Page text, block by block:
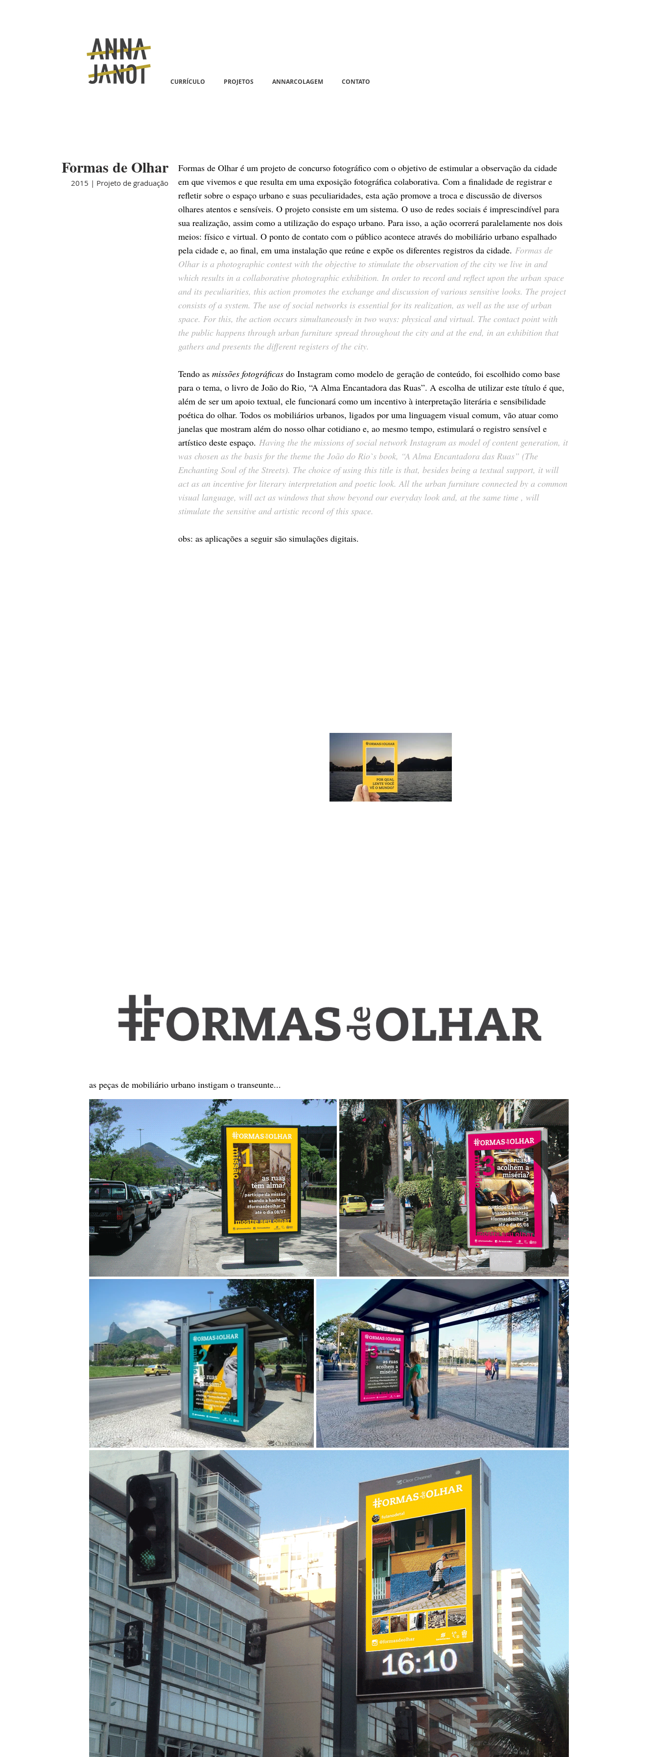
CURRÍCULO PROJETOS ANNARCOLAGEM CONTATO
Formas de Olhar
2015 | Projeto de graduação
Formas de Olhar é um projeto de concurso fotográfico com o objetivo de estimular a observação da cidade
em que vivemos e que resulta em uma exposição fotográfica colaborativa. Com a finalidade de registrar e
refletir sobre o espaço urbano e suas peculiaridades, esta ação promove a troca e discussão de diversos
olhares atentos e sensíveis. O projeto consiste em um sistema. O uso de redes sociais é imprescindível para
sua realização, assim como a utilização do espaço urbano. Para isso, a ação ocorrerá paralelamente nos dois
meios: físico e virtual. O ponto de contato com o público acontece através do mobiliário urbano espalhado
pela cidade e, ao final, em uma instalação que reúne e expõe os diferentes registros da cidade. Formas de
Olhar is a photographic contest with the objective to stimulate the observation of the city we live in and
which results in a collaborative photographic exhibition. In order to record and reflect upon the urban space
and its peculiarities, this action promotes the exchange and discussion of various sensitive looks. The project
consists of a system. The use of social networks is essential for its realization, as well as the use of urban
space. For this, the action occurs simultaneously in two ways: physical and virtual. The contact point with
the public happens through urban furniture spread throughout the city and at the end, in an exhibition that
gathers and presents the different registers of the city.
Tendo as missões fotográficas do Instagram como modelo de geração de conteúdo, foi escolhido como base
para o tema, o livro de João do Rio, “A Alma Encantadora das Ruas”. A escolha de utilizar este título é que,
além de ser um apoio textual, ele funcionará como um incentivo à interpretação literária e sensibilidade
poética do olhar. Todos os mobiliários urbanos, ligados por uma linguagem visual comum, vão atuar como
janelas que mostram além do nosso olhar cotidiano e, ao mesmo tempo, estimulará o registro sensível e
artístico deste espaço. ​Having the the missions of social network Instagram as model of content generation, it
was chosen as the basis for the theme the João do Rio`s book, “A Alma Encantadora das Ruas” (The
Enchanting Soul of the Streets). The choice of using this title is that, besides being a textual support, it will
act as an incentive for literary interpretation and poetic look. All the urban furniture connected by a common
visual language, will act as windows that show beyond our everyday look and, at the same time , will
stimulate the sensitive and artistic record of this space.
obs: as aplicações a seguir são simulações digitais.
as peças de mobiliário urbano instigam o transeunte...